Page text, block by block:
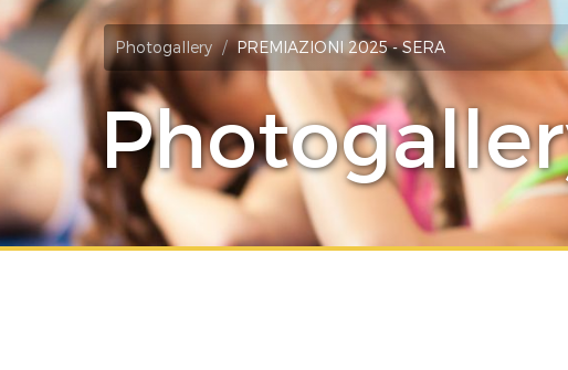
Photogallery PREMIAZIONI 2025 - SERA